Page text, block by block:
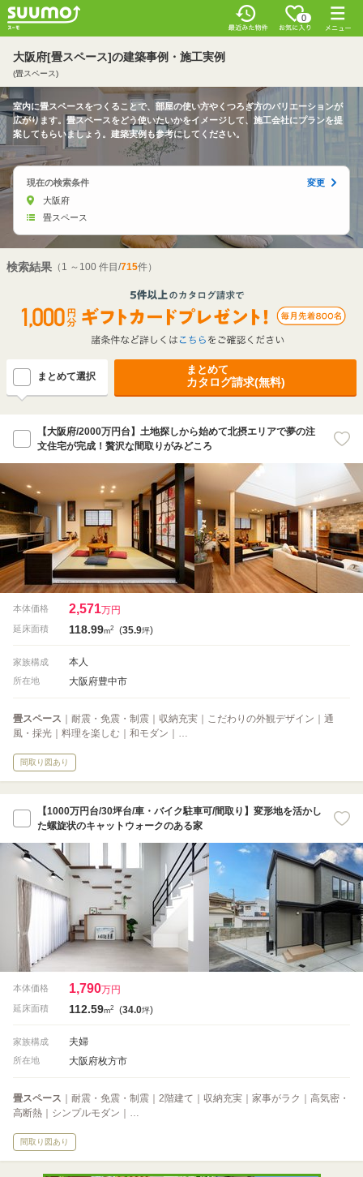
0
大阪府[畳スペース]の建築事例・施工実例
(畳スペース)
室内に畳スペースをつくることで、部屋の使い方やくつろぎ方のバリエーションが
広がります。畳スペースをどう使いたいかをイメージして、施工会社にプランを提
案してもらいましょう。建築実例も参考にしてください。
現在の検索条件
変更
大阪府
畳スペース
検索結果 （1 ～100 件目/715件）
まとめて選択
まとめて
カタログ請求(無料)
【大阪府/2000万円台】土地探しから始めて北摂エリアで夢の注
文住宅が完成！贅沢な間取りがみどころ
本体価格 2,571万円
延床面積 118.99m2 (35.9坪)
家族構成 本人
所在地 大阪府豊中市
畳スペース ｜耐震・免震・制震｜収納充実｜こだわりの外観デザイン｜通
風・採光｜料理を楽しむ｜和モダン｜…
間取り図あり
【1000万円台/30坪台/車・バイク駐車可/間取り】変形地を活かし
た螺旋状のキャットウォークのある家
本体価格 1,790万円
延床面積 112.59m2 (34.0坪)
家族構成 夫婦
所在地 大阪府枚方市
畳スペース ｜耐震・免震・制震｜2階建て｜収納充実｜家事がラク｜高気密・
高断熱｜シンプルモダン｜…
間取り図あり